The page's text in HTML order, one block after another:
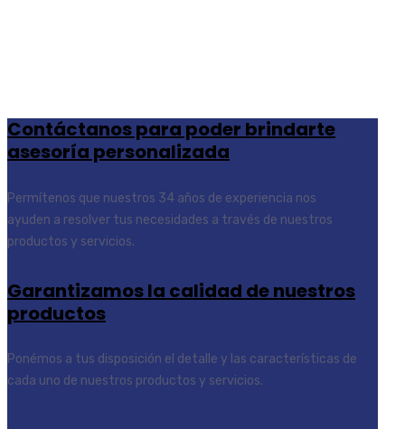
Contáctanos para poder brindarte
asesoría personalizada
Permítenos que nuestros 34 años de experiencia nos
ayuden a resolver tus necesidades a través de nuestros
productos y servicios.
Garantizamos la calidad de nuestros
productos
Ponémos a tus disposición el detalle y las características de
cada uno de nuestros productos y servicios.